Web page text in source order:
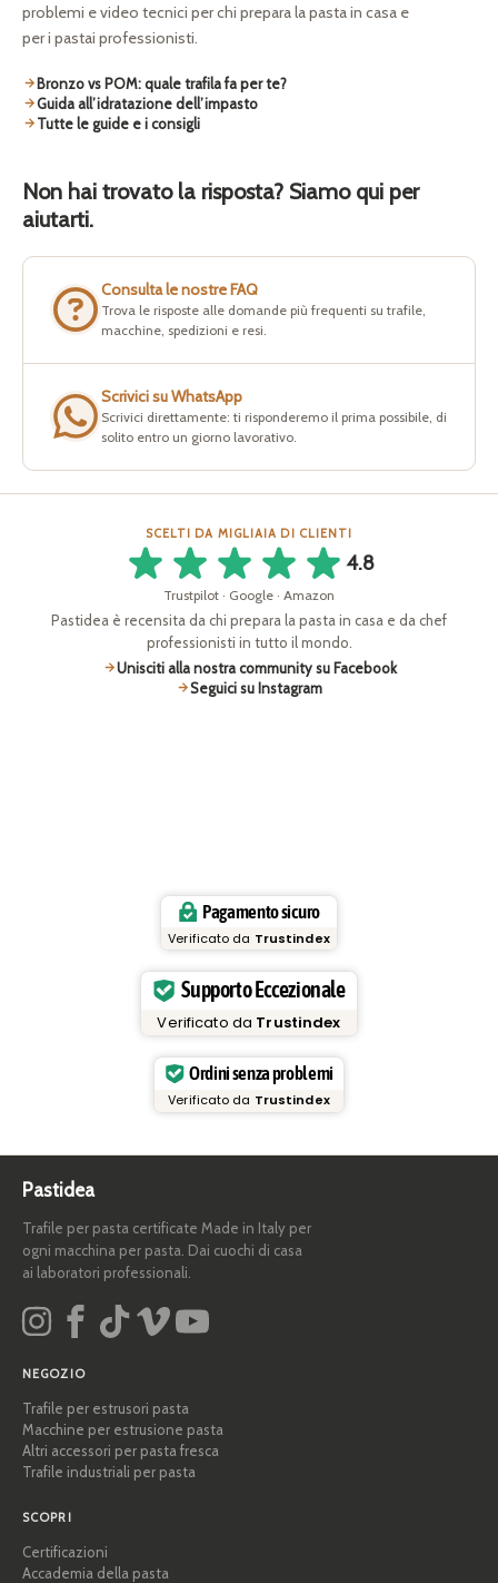
problemi e video tecnici per chi prepara la pasta in casa e
per i pastai professionisti.
Bronzo vs POM: quale trafila fa per te?
Guida all’idratazione dell’impasto
Tutte le guide e i consigli
Non hai trovato la risposta? Siamo qui per
aiutarti.
Consulta le nostre FAQ
Trova le risposte alle domande più frequenti su trafile,
macchine, spedizioni e resi.
Scrivici su WhatsApp
Scrivici direttamente: ti risponderemo il prima possibile, di
solito entro un giorno lavorativo.
SCELTI DA MIGLIAIA DI CLIENTI
4.8
Trustpilot · Google · Amazon
Pastidea è recensita da chi prepara la pasta in casa e da chef
professionisti in tutto il mondo.
Unisciti alla nostra community su Facebook
Seguici su Instagram
Pagamento sicuro
Verificato da Trustindex
Supporto Eccezionale
Verificato da Trustindex
Ordini senza problemi
Verificato da Trustindex
Pastidea
Trafile per pasta certificate Made in Italy per
ogni macchina per pasta. Dai cuochi di casa
ai laboratori professionali.
NEGOZIO
Trafile per estrusori pasta
Macchine per estrusione pasta
Altri accessori per pasta fresca
Trafile industriali per pasta
SCOPRI
Certificazioni
Accademia della pasta